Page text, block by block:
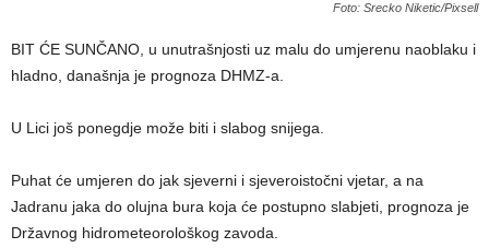
Foto: Srecko Niketic/Pixsell
BIT ĆE SUNČANO, u unutrašnjosti uz malu do umjerenu naoblaku i
hladno, današnja je prognoza DHMZ-a.
U Lici još ponegdje može biti i slabog snijega.
Puhat će umjeren do jak sjeverni i sjeveroistočni vjetar, a na
Jadranu jaka do olujna bura koja će postupno slabjeti, prognoza je
Državnog hidrometeorološkog zavoda.